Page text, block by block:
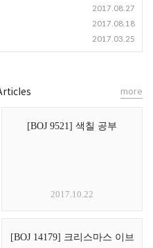
2017.08.27
2017.08.18
2017.03.25
[BOJ 9521] 색칠 공부
2017.10.22
[BOJ 14179] 크리스마스 이브
more